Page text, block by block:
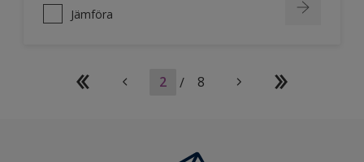
Jämföra
2 / 8